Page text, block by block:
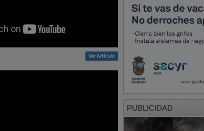
Ver Artículo
PUBLICIDAD